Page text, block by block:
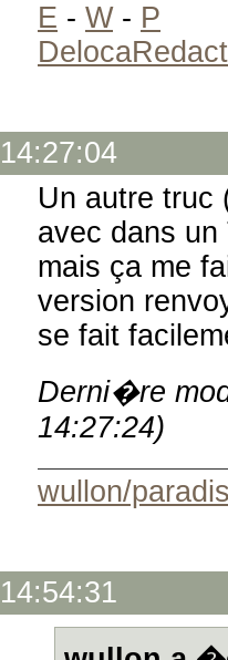
E - W- P
Un autre truc
avec dans
mais ça me
version
se fait
Derni�re
14:27:24)
wullon/